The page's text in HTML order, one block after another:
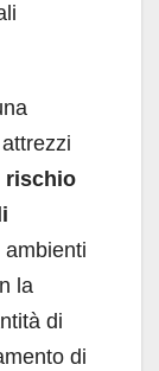
rischio
la
di
di